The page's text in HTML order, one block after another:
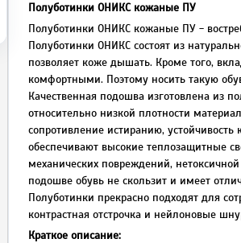
Полуботинки ОНИКС кожаные ПУ
Полуботинки ОНИКС кожаные ПУ -
Полуботинки ОНИКС состоят из
позволяет коже дышать. Кроме того,
комфортными. Поэтому носить такую
Качественная подошва изготовлена из
относительно низкой плотности
сопротивление истиранию,
обеспечивают высокие теплозащитные
механических повреждений,
подошве обувь не скользит и имеет
Полуботинки прекрасно подходят для
контрастная отстрочка и нейлоновые
Краткое описание: